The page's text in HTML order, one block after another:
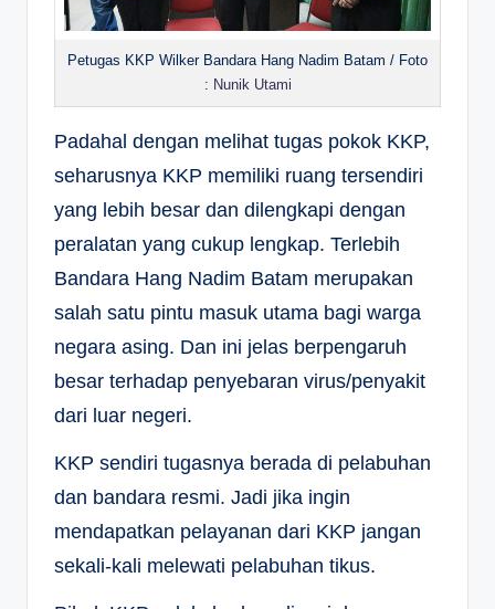
Petugas KKP Wilker Bandara Hang Nadim Batam / Foto
: Nunik Utami
Padahal dengan melihat tugas pokok KKP,
seharusnya KKP memiliki ruang tersendiri
yang lebih besar dan dilengkapi dengan
peralatan yang cukup lengkap. Terlebih
Bandara Hang Nadim Batam merupakan
salah satu pintu masuk utama bagi warga
negara asing. Dan ini jelas berpengaruh
besar terhadap penyebaran virus/penyakit
dari luar negeri.
KKP sendiri tugasnya berada di pelabuhan
dan bandara resmi. Jadi jika ingin
mendapatkan pelayanan dari KKP jangan
sekali-kali melewati pelabuhan tikus.